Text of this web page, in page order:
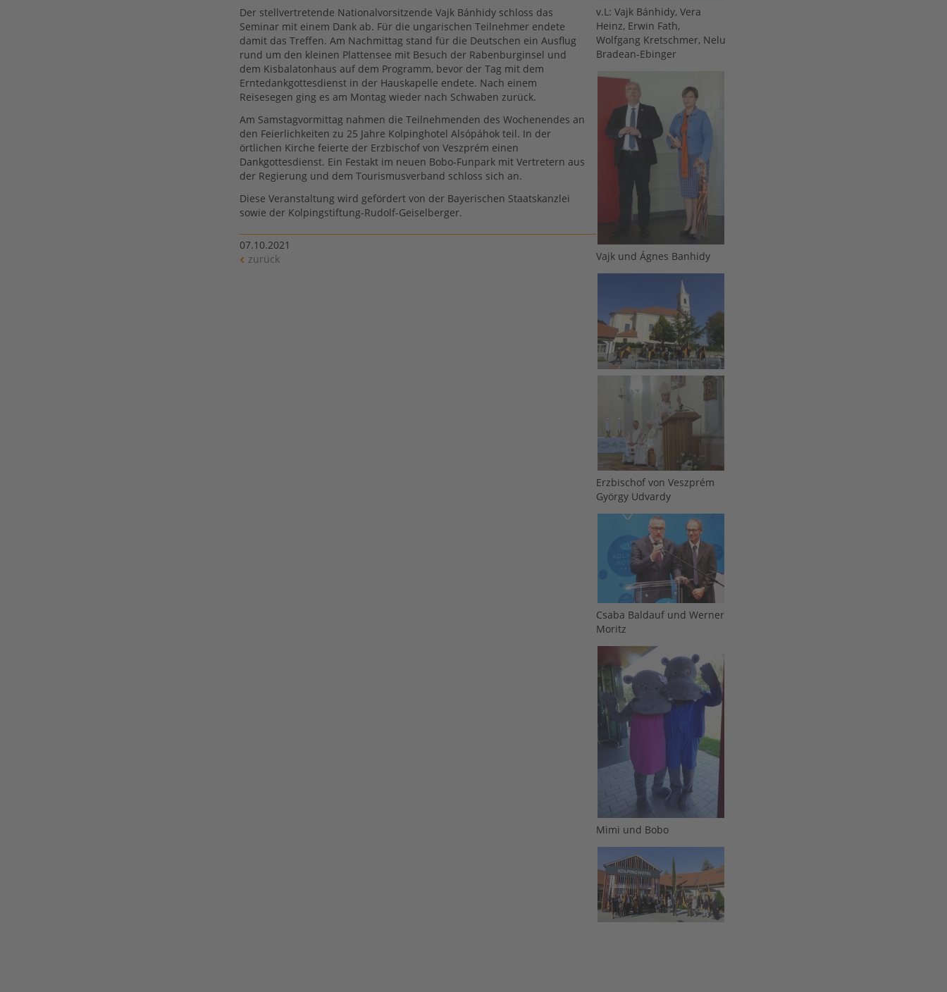
v.L: Vajk Bánhidy, Vera
Heinz, Erwin Fath,
Wolfgang Kretschmer, Nelu
Bradean-Ebinger
Vajk und Ágnes Banhidy
Erzbischof von Veszprém
György Udvardy
Csaba Baldauf und Werner
Moritz
Mimi und Bobo
Der stellvertretende Nationalvorsitzende Vajk Bánhidy schloss das
Seminar mit einem Dank ab. Für die ungarischen Teilnehmer endete
damit das Treffen. Am Nachmittag stand für die Deutschen ein Ausflug
rund um den kleinen Plattensee mit Besuch der Rabenburginsel und
dem Kisbalatonhaus auf dem Programm, bevor der Tag mit dem
Erntedankgottesdienst in der Hauskapelle endete. Nach einem
Reisesegen ging es am Montag wieder nach Schwaben zurück.
Am Samstagvormittag nahmen die Teilnehmenden des Wochenendes an
den Feierlichkeiten zu 25 Jahre Kolpinghotel Alsópáhok teil. In der
örtlichen Kirche feierte der Erzbischof von Veszprém einen
Dankgottesdienst. Ein Festakt im neuen Bobo-Funpark mit Vertretern aus
der Regierung und dem Tourismusverband schloss sich an.
Diese Veranstaltung wird gefördert von der Bayerischen Staatskanzlei
sowie der Kolpingstiftung-Rudolf-Geiselberger.
07.10.2021
zurück